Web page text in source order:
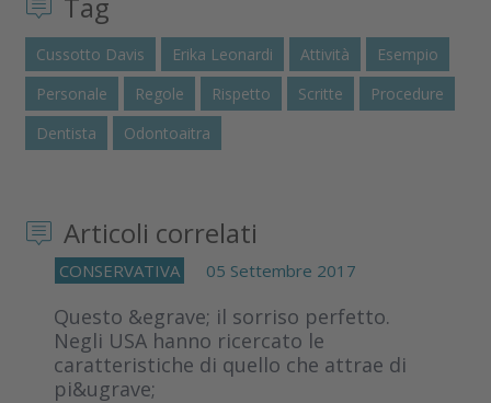
Cussotto Davis Erika Leonardi Attività
Esempio
Personale
Regole Rispetto Scritte
Procedure
Dentista
Odontoaitra
Articoli correlati
CONSERVATIVA 05 Settembre 2017
Questo &egrave; il sorriso perfetto.
Negli USA hanno ricercato le
caratteristiche di quello che attrae di
pi&ugrave;